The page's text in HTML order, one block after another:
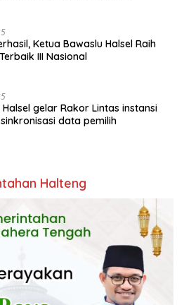
Ketua Bawaslu Halsel Raih
III Nasional
Halsel gelar Rakor Lintas instansi
data pemilih
Halteng